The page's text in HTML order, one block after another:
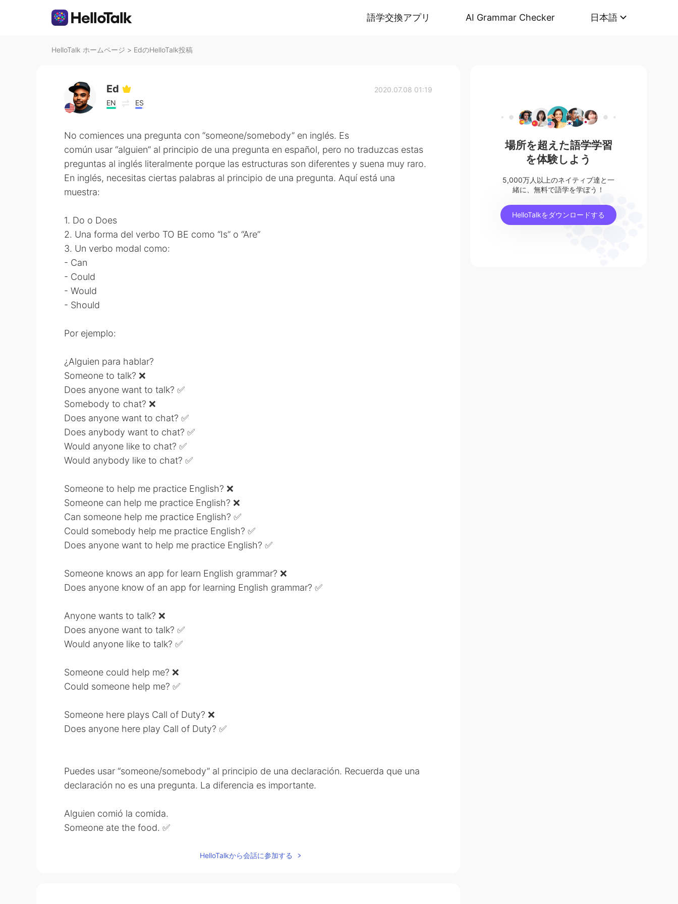
語学交換アプリ AI Grammar Checker 日本語
HelloTalk ホームページ > EdのHelloTalk投稿
Ed
EN ES
2020.07.08 01:19
No comiences una pregunta con “someone/somebody” en inglés. Es
común usar “alguien” al principio de una pregunta en español, pero no traduzcas estas
preguntas al inglés literalmente porque las estructuras son diferentes y suena muy raro.
En inglés, necesitas ciertas palabras al principio de una pregunta. Aquí está una
muestra:
1. Do o Does
2. Una forma del verbo TO BE como “Is” o “Are”
3. Un verbo modal como:
- Can
- Could
- Would
- Should
Por ejemplo:
¿Alguien para hablar?
Someone to talk? ❌
Does anyone want to talk? ✅
Somebody to chat? ❌
Does anyone want to chat? ✅
Does anybody want to chat? ✅
Would anyone like to chat? ✅
Would anybody like to chat? ✅
Someone to help me practice English? ❌
Someone can help me practice English? ❌
Can someone help me practice English? ✅
Could somebody help me practice English? ✅
Does anyone want to help me practice English? ✅
Someone knows an app for learn English grammar? ❌
Does anyone know of an app for learning English grammar? ✅
Anyone wants to talk? ❌
Does anyone want to talk? ✅
Would anyone like to talk? ✅
Someone could help me? ❌
Could someone help me? ✅
Someone here plays Call of Duty? ❌
Does anyone here play Call of Duty? ✅
Puedes usar “someone/somebody” al principio de una declaración. Recuerda que una
declaración no es una pregunta. La diferencia es importante.
Alguien comió la comida.
Someone ate the food. ✅
HelloTalkから会話に参加する
場所を超えた語学学習
を体験しよう
5,000万人以上のネイティブ達と一
緒に、無料で語学を学ぼう！
HelloTalkをダウンロードする